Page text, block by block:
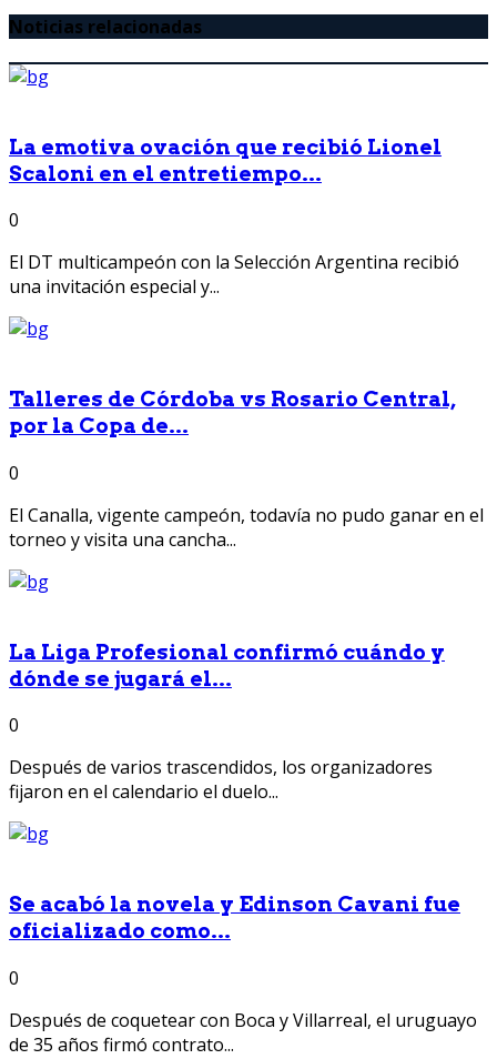
Noticias relacionadas
La emotiva ovación que recibió Lionel
Scaloni en el entretiempo...
0
El DT multicampeón con la Selección Argentina recibió
una invitación especial y...
Talleres de Córdoba vs Rosario Central,
por la Copa de...
0
El Canalla, vigente campeón, todavía no pudo ganar en el
torneo y visita una cancha...
La Liga Profesional confirmó cuándo y
dónde se jugará el...
0
Después de varios trascendidos, los organizadores
fijaron en el calendario el duelo...
Se acabó la novela y Edinson Cavani fue
oficializado como...
0
Después de coquetear con Boca y Villarreal, el uruguayo
de 35 años firmó contrato...